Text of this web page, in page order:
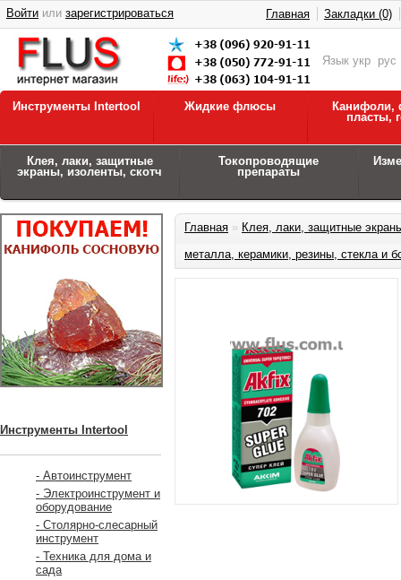
Язык укр рус
Войти или зарегистрироваться Главная Закладки (0)
Инструменты Intertool Жидкие флюсы
Канифоли,
пласты,
Клея, лаки, защитные
экраны, изоленты, скотч
Токопроводящие
препараты
Инструменты Intertool
- Автоинструмент
- Электроинструмент и
оборудование
- Столярно-слесарный
инструмент
- Техника для дома и
сада
Главная » Клея, лаки, защитные
металла, керамики, резины, стекла и